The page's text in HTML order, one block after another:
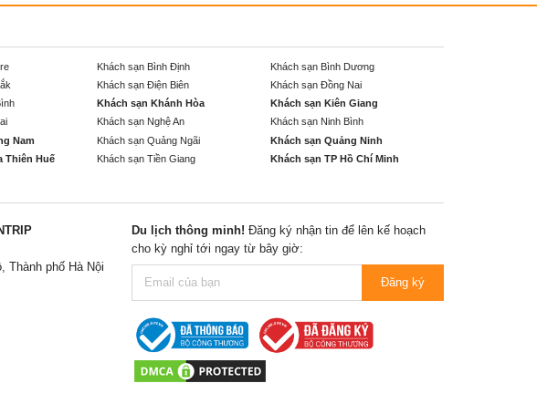
Khách sạn Bình Định
Khách sạn Bình Dương
Khách sạn Điện Biên
Khách sạn Đồng Nai
Khách sạn Khánh Hòa
Khách sạn Kiên Giang
Khách sạn Nghệ An
Khách sạn Ninh Bình
Nam Khách sạn Quảng Ngãi
Khách sạn Quảng Ninh
Thiên Huế Khách sạn Tiền Giang
Khách sạn TP Hồ Chí Minh
Thành phố Hà Nội
Du lịch thông minh! Đăng ký nhận tin để lên kế hoạch
cho kỳ nghỉ tới ngay từ bây giờ:
Đăng ký